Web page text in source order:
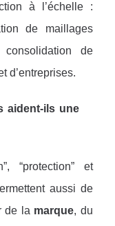
à l’échelle :
de maillages
consolidation de
d’entreprises.
aident-ils une
“protection” et
aussi de
de la marque, du